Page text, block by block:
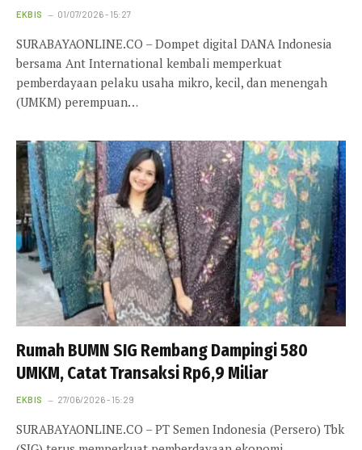
EKBIS 01/07/2026 - 15:27
SURABAYAONLINE.CO – Dompet digital DANA Indonesia
bersama Ant International kembali memperkuat
pemberdayaan pelaku usaha mikro, kecil, dan menengah
(UMKM) perempuan…
Rumah BUMN SIG Rembang Dampingi 580
UMKM, Catat Transaksi Rp6,9 Miliar
EKBIS 27/06/2026 - 15:29
SURABAYAONLINE.CO – PT Semen Indonesia (Persero) Tbk